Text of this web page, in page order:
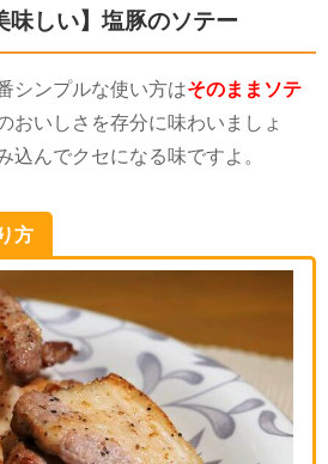
味しい】塩豚のソテー
シンプルな使い方はそのままソテ
おいしさを存分に味わいましょ
込んでクセになる味ですよ。
方